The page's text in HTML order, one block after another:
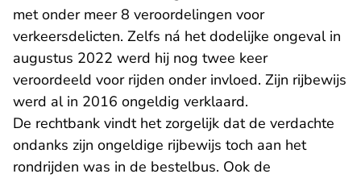
met onder meer 8 veroordelingen voor
verkeersdelicten. Zelfs ná het dodelijke ongeval in
augustus 2022 werd hij nog twee keer
veroordeeld voor rijden onder invloed. Zijn rijbewijs
werd al in 2016 ongeldig verklaard.
De rechtbank vindt het zorgelijk dat de verdachte
ondanks zijn ongeldige rijbewijs toch aan het
rondrijden was in de bestelbus. Ook de